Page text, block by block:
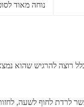
נוחה מאוד
רוצה להרגיש שהוא
לרדת לחוף לשעה,